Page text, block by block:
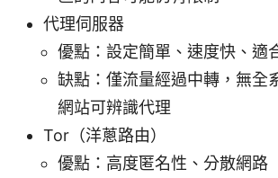
代理伺服器
優點：設定簡單、速度快、適
缺點：僅流量經過中轉，無全
網站可辨識代理
Tor（洋蔥路由）
優點：高度匿名性、分散網路